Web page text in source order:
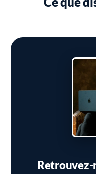
Retrouvez-